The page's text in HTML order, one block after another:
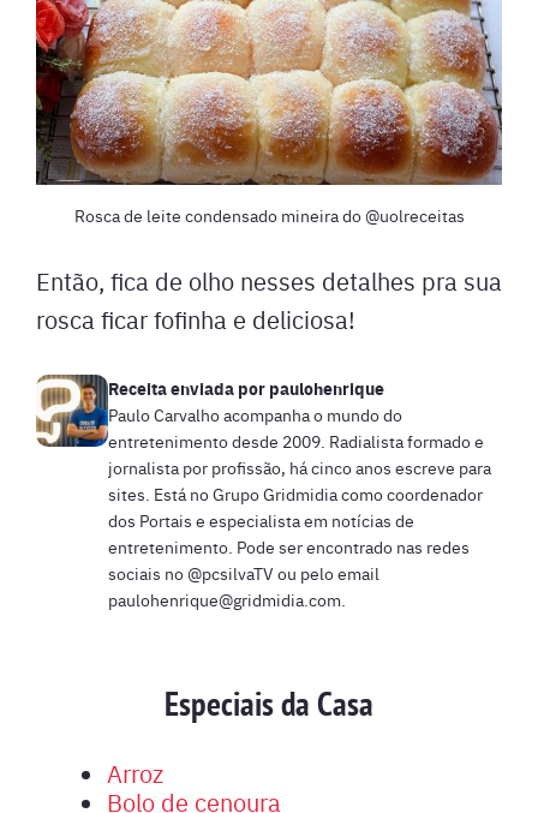
Rosca de leite condensado mineira do @uolreceitas
Então, fica de olho nesses detalhes pra sua
rosca ficar fofinha e deliciosa!
Receita enviada por paulohenrique
Paulo Carvalho acompanha o mundo do
entretenimento desde 2009. Radialista formado e
jornalista por profissão, há cinco anos escreve para
sites. Está no Grupo Gridmidia como coordenador
dos Portais e especialista em notícias de
entretenimento. Pode ser encontrado nas redes
sociais no @pcsilvaTV ou pelo email
paulohenrique@gridmidia.com
Especiais da Casa
Arroz
Bolo de cenoura